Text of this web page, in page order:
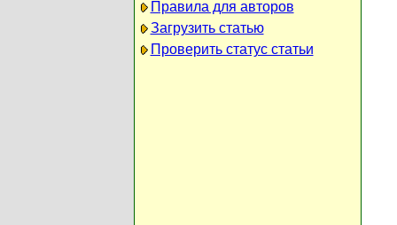
Правила для авторов
Загрузить статью
Проверить статус статьи